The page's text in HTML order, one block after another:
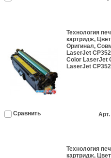
Технология
картридж,
Оригинал,
LaserJet
Color LaserJet
LaserJet
Сравнить
Технология
картридж,